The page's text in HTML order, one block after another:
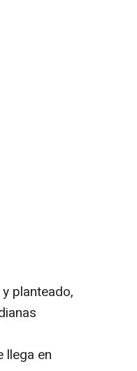
planteado,
llega en